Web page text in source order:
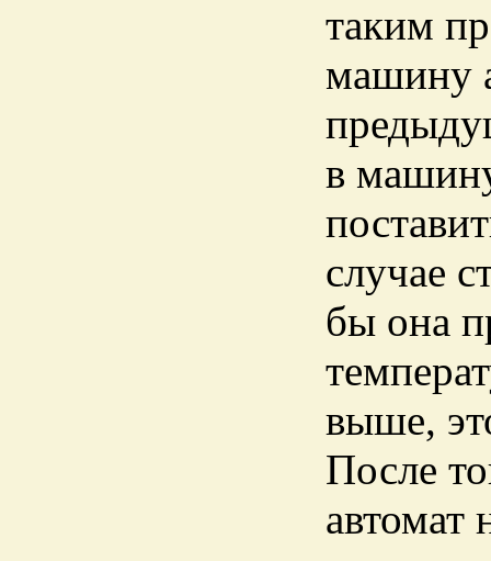
таким
машину
в
случае
бы она
выше,
После
автомат